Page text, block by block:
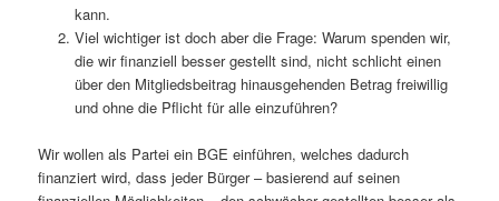
kann.
Viel wichtiger ist doch aber die Frage: Warum spenden wir,
die wir finanziell besser gestellt sind, nicht schlicht einen
über den Mitgliedsbeitrag hinausgehenden Betrag freiwillig
und ohne die Pflicht für alle einzuführen?
Wir wollen als Partei ein BGE einführen, welches dadurch
finanziert wird, dass jeder Bürger – basierend auf seinen